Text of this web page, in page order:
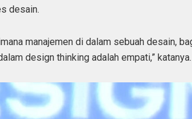
desain.
manajemen di dalam sebuah desain,
design thinking adalah empati,” katanya.